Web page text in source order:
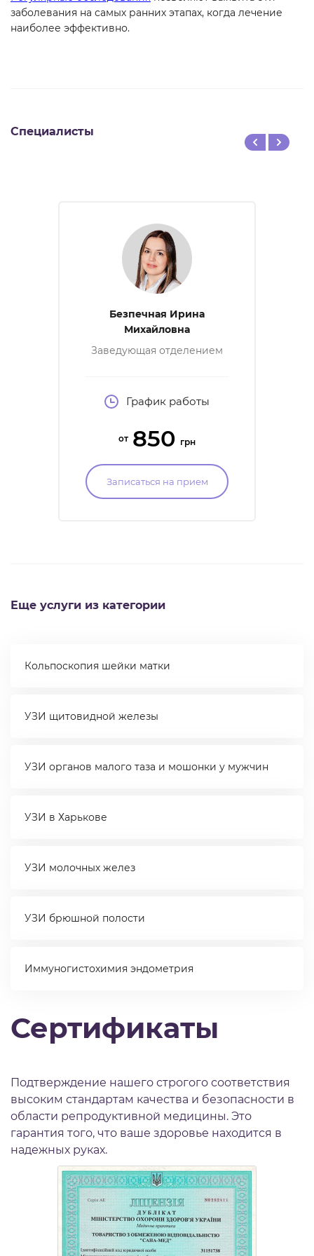
заболевания на самых ранних этапах, когда лечение
наиболее эффективно.
Специалисты
Безпечная Ирина
Михайловна
Заведующая отделением
ASRM, ESHRE
График работы
от 850 грн
Записаться на прием
Еще услуги из категории
Кольпоскопия шейки матки
УЗИ щитовидной железы
УЗИ органов малого таза и мошонки у мужчин
УЗИ в Харькове
УЗИ молочных желез
УЗИ брюшной полости
Иммуногистохимия эндометрия
Сертификаты
Подтверждение нашего строгого соответствия
высоким стандартам качества и безопасности в
области репродуктивной медицины. Это
гарантия того, что ваше здоровье находится в
надежных руках.